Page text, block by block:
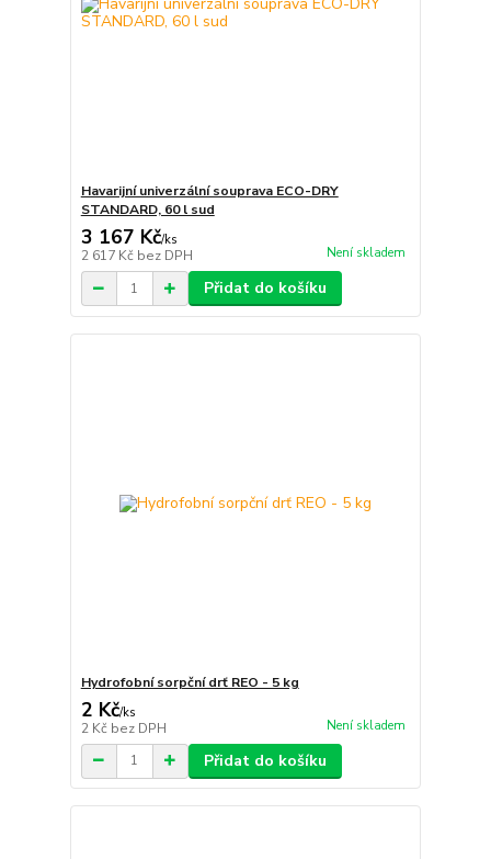
Havarijní univerzální souprava ECO-DRY
STANDARD, 60 l sud
3 167 Kč/ks
2 617 Kč bez DPH Není skladem
Přidat do košíku
Hydrofobní sorpční drť REO - 5 kg
2 Kč/ks
2 Kč bez DPH Není skladem
Přidat do košíku